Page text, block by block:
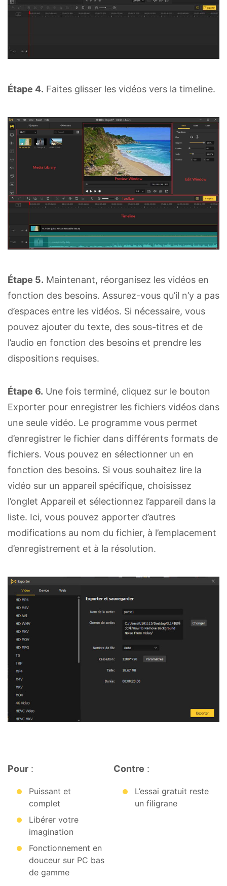
Étape 4. Faites glisser les vidéos vers la timeline.
Étape 5. Maintenant, réorganisez les vidéos en
fonction des besoins. Assurez-vous qu’il n’y a pas
d’espaces entre les vidéos. Si nécessaire, vous
pouvez ajouter du texte, des sous-titres et de
l’audio en fonction des besoins et prendre les
dispositions requises.
Étape 6. Une fois terminé, cliquez sur le bouton
Exporter pour enregistrer les fichiers vidéos dans
une seule vidéo. Le programme vous permet
d’enregistrer le fichier dans différents formats de
fichiers. Vous pouvez en sélectionner un en
fonction des besoins. Si vous souhaitez lire la
vidéo sur un appareil spécifique, choisissez
l’onglet Appareil et sélectionnez l’appareil dans la
liste. Ici, vous pouvez apporter d’autres
modifications au nom du fichier, à l’emplacement
d’enregistrement et à la résolution.
Pour :
Puissant et
complet
Libérer votre
imagination
Fonctionnement en
douceur sur PC bas
de gamme
Contre :
L’essai gratuit reste
un filigrane